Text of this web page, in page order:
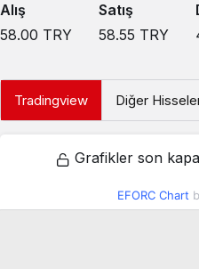
Alış
58.00 TRY
Satış
58.55 TRY
Tradingview Diğer
Grafikler son
EFORC Chart